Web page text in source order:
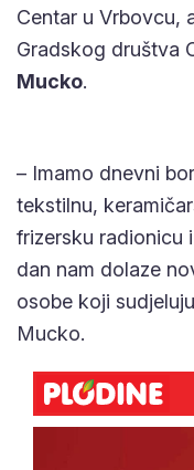
Gradskog društva
Mucko.
tekstilnu,
frizersku radionicu i
dan nam dolaze
osobe koji